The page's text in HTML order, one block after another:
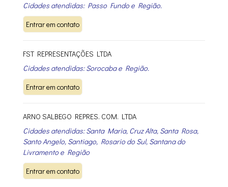
Cidades atendidas: Passo Fundo e Região.
FST REPRESENTAÇÕES LTDA
Cidades atendidas: Sorocaba e Região.
ARNO SALBEGO REPRES. COM. LTDA
Cidades atendidas: Santa Maria, Cruz Alta, Santa Rosa,
Santo Angelo, Santiago, Rosario do Sul, Santana do
Livramento e Região